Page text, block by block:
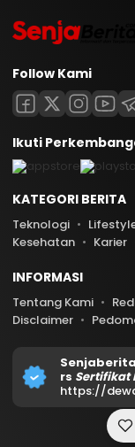
Follow Kami
Ikuti
KATEGORI BERITA
Teknologi
Kesehatan
Karier
INFORMASI
Tentang Kami
Disclaimer
rs Sertifikat
https://